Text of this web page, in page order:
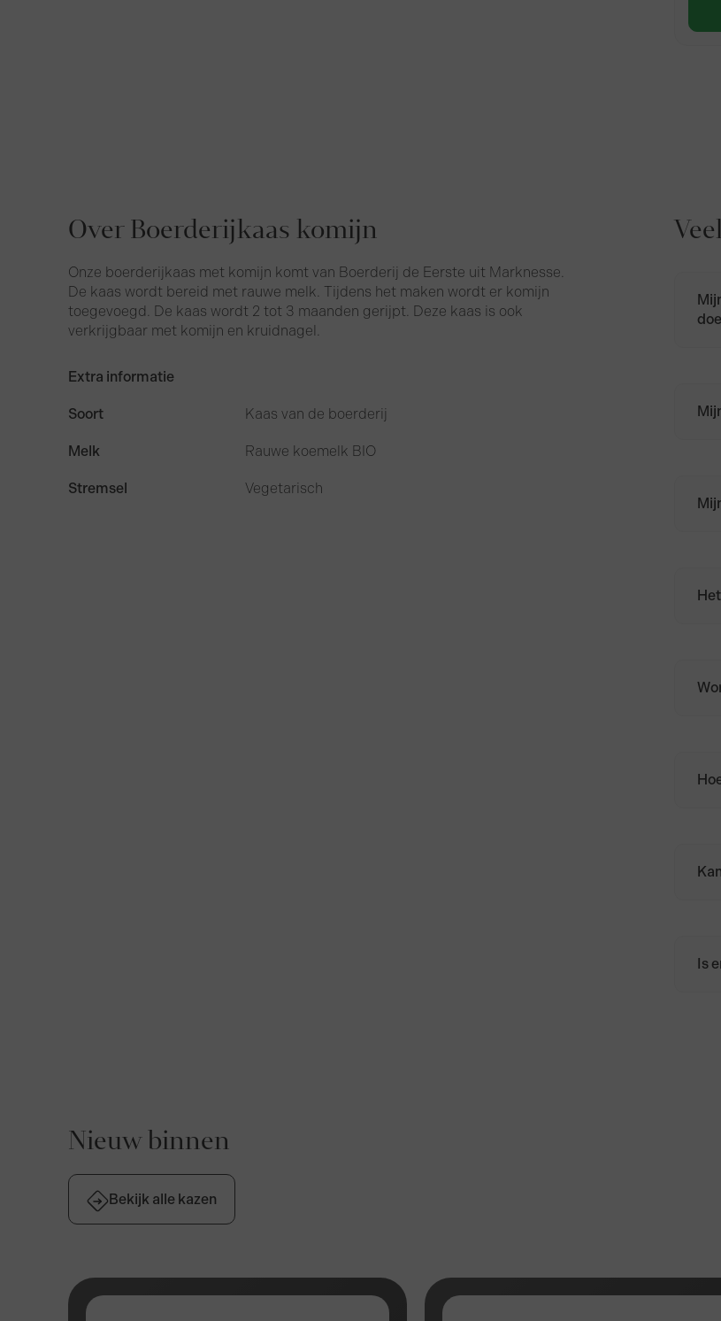
Over Boerderijkaas komijn
Onze boerderijkaas met komijn komt van Boerderij de Eerste uit Marknesse.
De kaas wordt bereid met rauwe melk. Tijdens het maken wordt er komijn
toegevoegd. De kaas wordt 2 tot 3 maanden gerijpt. Deze kaas is ook
verkrijgbaar met komijn en kruidnagel.
Extra informatie
Soort Kaas van de boerderij
Melk Rauwe koemelk BIO
Stremsel Vegetarisch
Is
Nieuw binnen
Bekijk alle kazen